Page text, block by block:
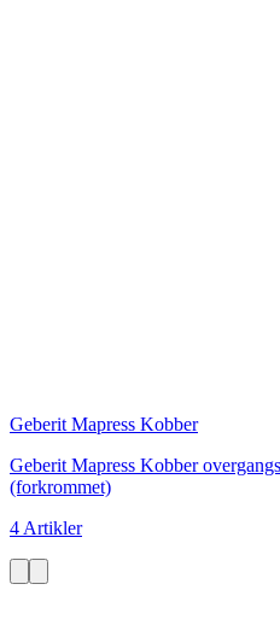
Geberit Mapress Kobber
Geberit Mapress Kobber
(forkrommet)
4 Artikler